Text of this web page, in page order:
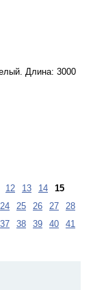
Длина: 3000
12 13 14
15
24 25 26 27
28
37 38 39 40
41